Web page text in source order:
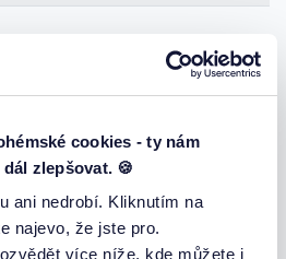
cookies - ty nám
zlepšovat. 🍪
ani nedrobí. Kliknutím na
najevo, že jste pro.
více níže, kde můžete i
cena
probíhající kurz!